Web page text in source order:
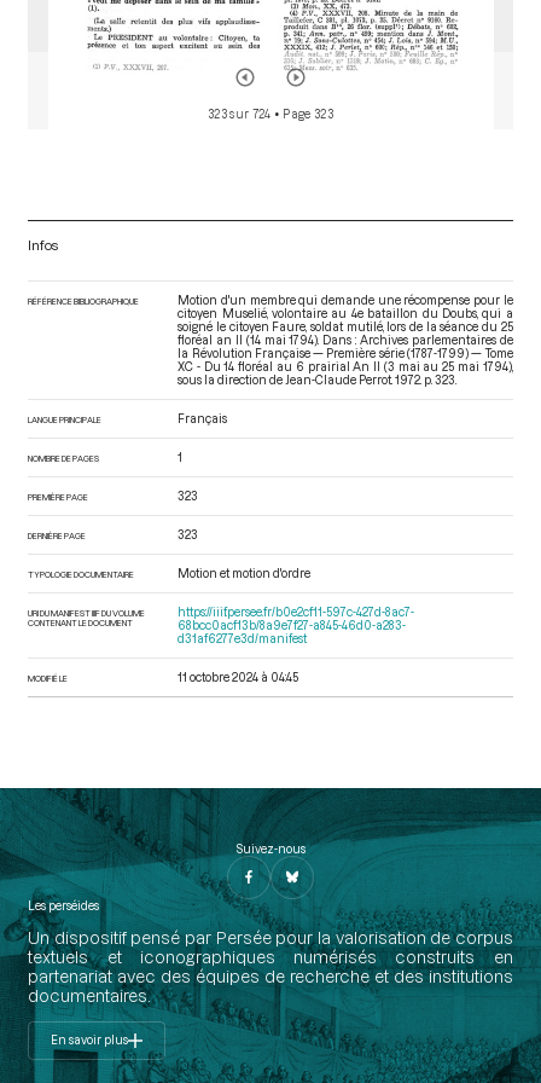
323 sur 724 • Page 323
Infos
RÉFÉRENCE BIBLIOGRAPHIQUE
Motion d'un membre qui demande une récompense pour le
citoyen Muselié, volontaire au 4e bataillon du Doubs, qui a
soigné le citoyen Faure, soldat mutilé, lors de la séance du 25
floréal an II (14 mai 1794). Dans : Archives parlementaires de
la Révolution Française — Première série (1787-1799) — Tome
XC - Du 14 floréal au 6 prairial An II (3 mai au 25 mai 1794),
sous la direction de Jean-Claude Perrot. 1972. p. 323.
LANGUE PRINCIPALE Français
NOMBRE DE PAGES 1
PREMIÈRE PAGE 323
DERNIÈRE PAGE 323
TYPOLOGIE DOCUMENTAIRE Motion et motion d'ordre
URI DU MANIFEST IIIF DU VOLUME
CONTENANT LE DOCUMENT
https://iiif.persee.fr/b0e2cf11-597c-427d-8ac7-
68bcc0acf13b/8a9e7f27-a845-46d0-a283-
d31af6277e3d/manifest
MODIFIÉ LE 11 octobre 2024 à 04:45
Suivez-nous
Les perséides
Un dispositif pensé par Persée pour la valorisation de corpus
textuels et iconographiques numérisés construits en
partenariat avec des équipes de recherche et des institutions
documentaires.
En savoir plus